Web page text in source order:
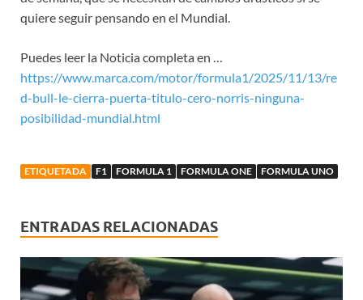
quiere seguir pensando en el Mundial.
Puedes leer la Noticia completa en …
https://www.marca.com/motor/formula1/2025/11/13/re
d-bull-le-cierra-puerta-titulo-cero-norris-ninguna-
posibilidad-mundial.html
ETIQUETADA F1 FORMULA 1 FORMULA ONE FORMULA UNO
ENTRADAS RELACIONADAS